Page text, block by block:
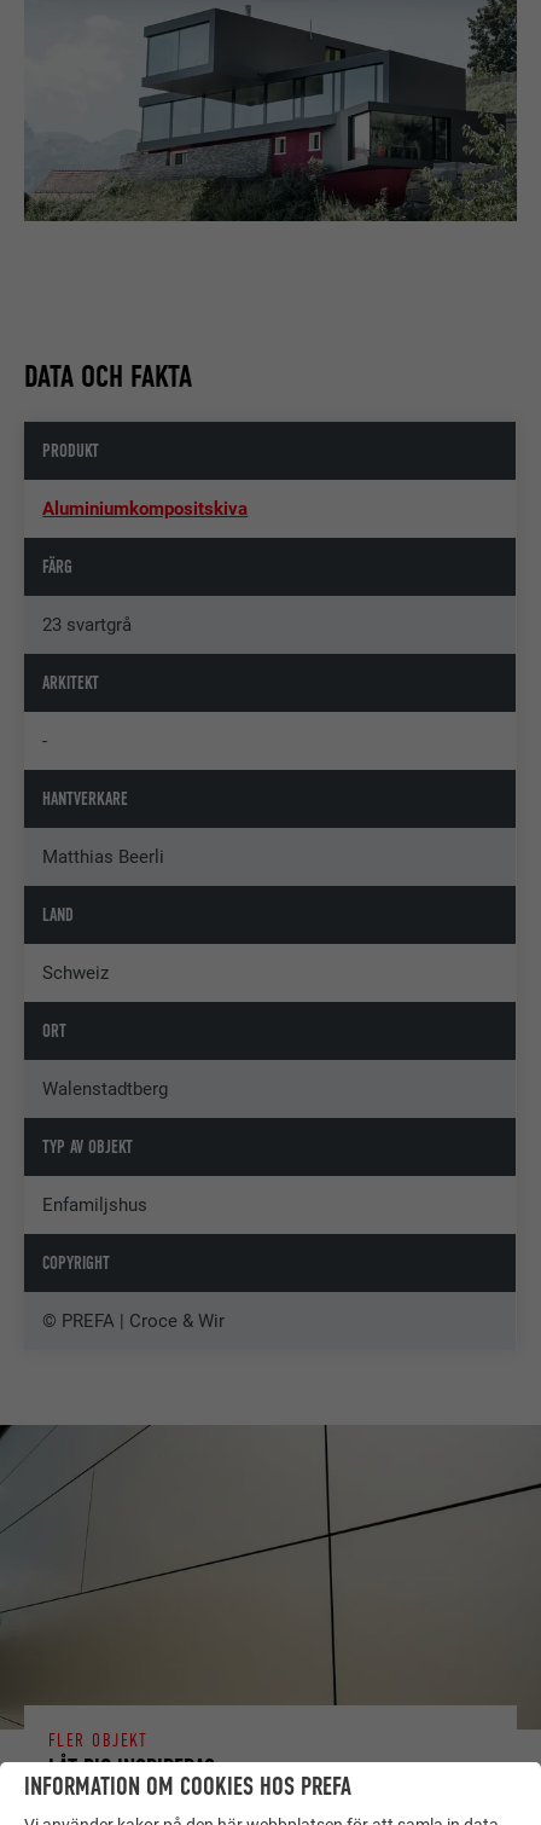
DATA OCH FAKTA
PRODUKT
Aluminiumkompositskiva
FÄRG
23 svartgrå
ARKITEKT
-
HANTVERKARE
Matthias Beerli
LAND
Schweiz
ORT
Walenstadtberg
TYP AV OBJEKT
Enfamiljshus
COPYRIGHT
© PREFA | Croce & Wir
LÅT DIG INSPIRERAS
FLER OBJEKT
INFORMATION OM COOKIES HOS PREFA